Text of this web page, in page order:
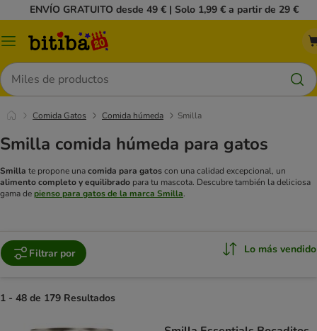
ENVÍO GRATUITO desde 49 € | Solo 1,99 € a partir de 29 €
Menú
Buscar
Comida Gatos Comida húmeda Smilla
Smilla comida húmeda para gatos
Smilla te propone unacomida para gatoscon una calidad excepcional, un
alimento completo y equilibrado para tu mascota. Descubre también la deliciosa
gama depienso para gatos de la marca Smilla.
Filtrar por Lo más vendido
1 - 48 de 179 Resultados